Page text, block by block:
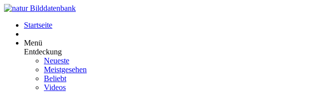
Startseite
Menü
Entdeckung
Neueste
Meistgesehen
Beliebt
Videos